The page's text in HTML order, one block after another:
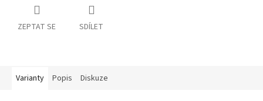
ZEPTAT SE SDÍLET
Varianty Popis Diskuze